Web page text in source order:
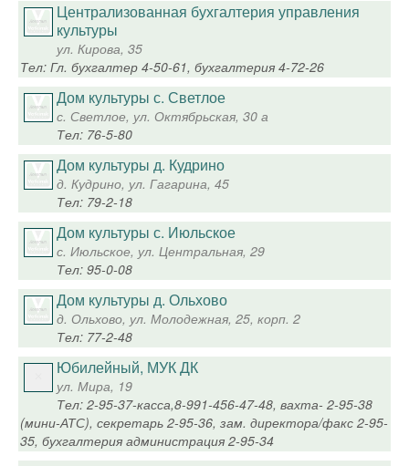
Централизованная бухгалтерия управления
культуры
ул. Кирова, 35
Тел: Гл. бухгалтер 4-50-61, бухгалтерия 4-72-26
Дом культуры с. Светлое
с. Светлое, ул. Октябрьская, 30 а
Тел: 76-5-80
Дом культуры д. Кудрино
д. Кудрино, ул. Гагарина, 45
Тел: 79-2-18
Дом культуры с. Июльское
с. Июльское, ул. Центральная, 29
Тел: 95-0-08
Дом культуры д. Ольхово
д. Ольхово, ул. Молодежная, 25, корп. 2
Тел: 77-2-48
Юбилейный, МУК ДК
ул. Мира, 19
Тел: 2-95-37-касса,8-991-456-47-48, вахта- 2-95-38
(мини-АТС), секретарь 2-95-36, зам. директора/факс 2-95-
35, бухгалтерия администрация 2-95-34